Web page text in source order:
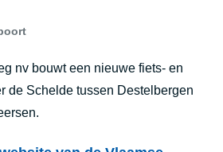
nv bouwt een nieuwe fiets- en
de Schelde tussen Destelbergen